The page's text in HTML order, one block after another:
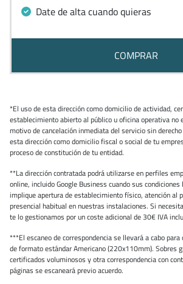
Date de alta cuando quieras
COMPRAR
*El uso de esta dirección como domicilio de actividad,
establecimiento abierto al público u oficina operativa no
motivo de cancelación inmediata del servicio sin
esta dirección como domicilio fiscal o social de tu
proceso de constitución de tu entidad.
**La dirección contratada podrá utilizarse en perfiles
online, incluido Google Business cuando sus
implique apertura de establecimiento físico, atención al
presencial habitual en nuestras instalaciones. Si
te lo gestionamos por un coste adicional de 30€ IVA
***El escaneo de correspondencia se llevará a cabo
de formato estándar Americano (220x110mm). Sobres
certificados voluminosos y otra correspondencia con
páginas se escaneará previo acuerdo.